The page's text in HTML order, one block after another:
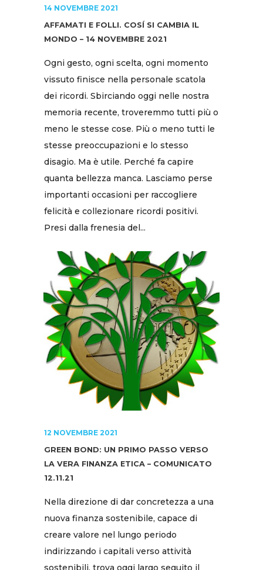
14 NOVEMBRE 2021
AFFAMATI E FOLLI. COSÍ SI CAMBIA IL
MONDO – 14 NOVEMBRE 2021
Ogni gesto, ogni scelta, ogni momento
vissuto finisce nella personale scatola
dei ricordi. Sbirciando oggi nelle nostra
memoria recente, troveremmo tutti più o
meno le stesse cose. Più o meno tutti le
stesse preoccupazioni e lo stesso
disagio. Ma è utile. Perché fa capire
quanta bellezza manca. Lasciamo perse
importanti occasioni per raccogliere
felicità e collezionare ricordi positivi.
Presi dalla frenesia del...
12 NOVEMBRE 2021
GREEN BOND: UN PRIMO PASSO VERSO
LA VERA FINANZA ETICA – COMUNICATO
12.11.21
Nella direzione di dar concretezza a una
nuova finanza sostenibile, capace di
creare valore nel lungo periodo
indirizzando i capitali verso attività
sostenibili, trova oggi largo seguito il